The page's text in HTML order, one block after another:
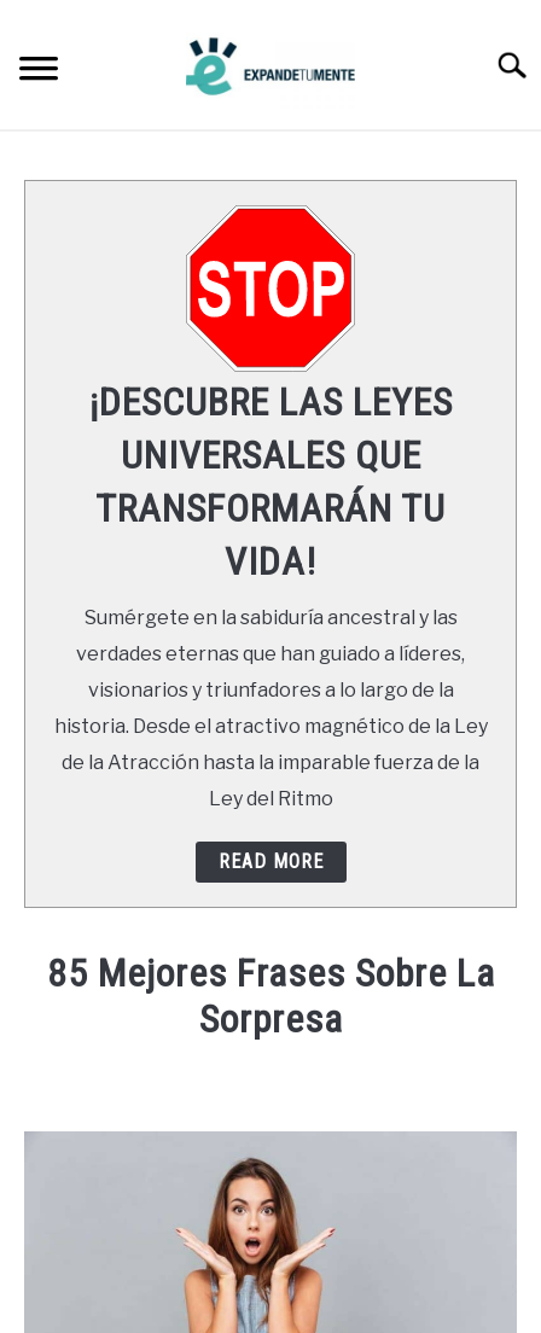
content
LEYES UNIVERSALES
RECURSOS
NEWSLETTER
¡DESCUBRE LAS LEYES
UNIVERSALES QUE
TRANSFORMARÁN TU
VIDA!
Sumérgete en la sabiduría ancestral y las
verdades eternas que han guiado a líderes,
visionarios y triunfadores a lo largo de la
historia. Desde el atractivo magnético de la Ley
de la Atracción hasta la imparable fuerza de la
Ley del Ritmo
READ MORE
85 Mejores Frases Sobre La
Sorpresa